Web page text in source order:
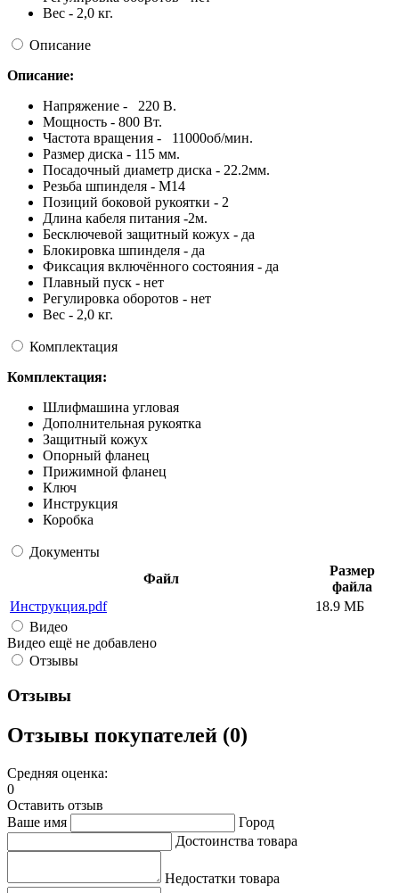
Вес - 2,0 кг.
Описание
Описание:
Напряжение - 220 В.
Мощность - 800 Вт.
Частота вращения - 11000об/мин.
Размер диска - 115 мм.
Посадочный диаметр диска - 22.2мм.
Резьба шпинделя - М14
Позиций боковой рукоятки - 2
Длина кабеля питания -2м.
Бесключевой защитный кожух - да
Блокировка шпинделя - да
Фиксация включённого состояния - да
Плавный пуск - нет
Регулировка оборотов - нет
Вес - 2,0 кг.
Комплектация
Комплектация:
Шлифмашина угловая
Дополнительная рукоятка
Защитный кожух
Опорный фланец
Прижимной фланец
Ключ
Инструкция
Коробка
Документы
Файл
Размер
файла
Инструкция.pdf
18.9 МБ
Видео
Видео ещё не добавлено
Отзывы
Отзывы
Отзывы покупателей (0)
Средняя оценка:
0
Оставить отзыв
Ваше имя
Город
Достоинства товара
Недостатки товара